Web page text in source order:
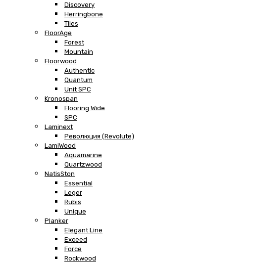
Discovery
Herringbone
Tiles
FloorAge
Forest
Mountain
Floorwood
Authentic
Quantum
Unit SPC
Kronospan
Flooring Wide
SPC
Laminext
Революция (Revolute)
LamiWood
Aquamarine
Quartzwood
NatisSton
Essential
Leger
Rubis
Unique
Planker
Elegant Line
Exceed
Force
Rockwood